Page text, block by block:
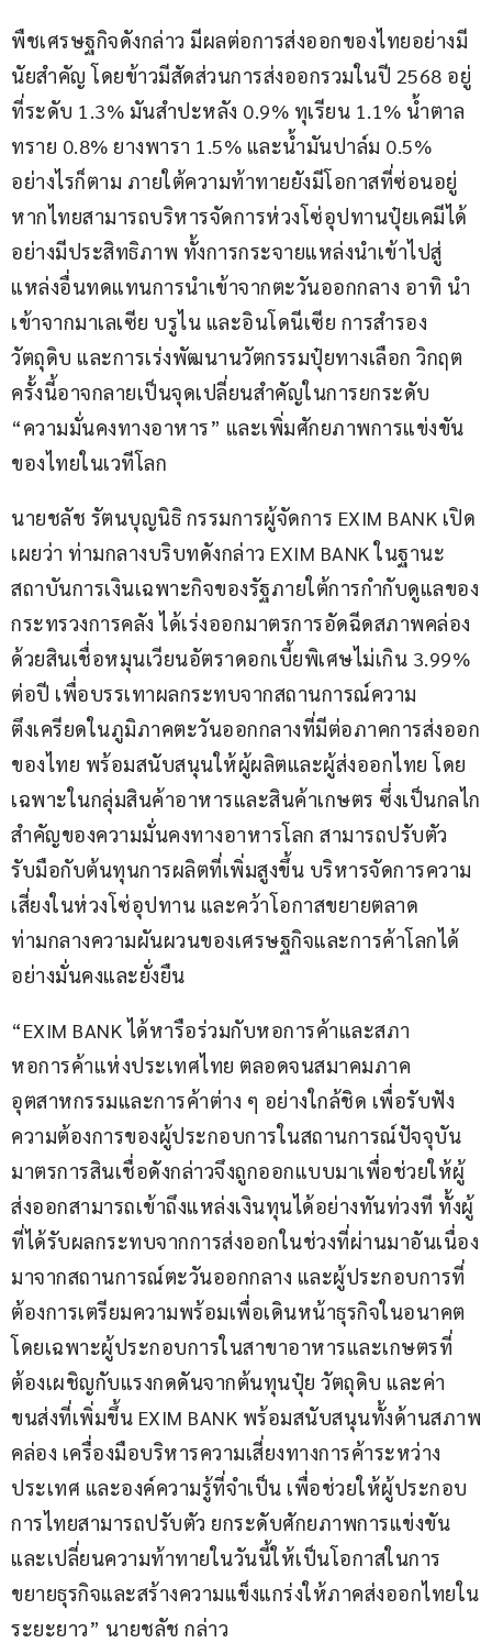
พืชเศรษฐกิจดังกล่าว มีผลต่อการส่งออกของไทยอย่างมี
นัยสำคัญ โดยข้าวมีสัดส่วนการส่งออกรวมในปี 2568 อยู่
ที่ระดับ 1.3% มันสำปะหลัง 0.9% ทุเรียน 1.1% น้ำตาล
ทราย 0.8% ยางพารา 1.5% และน้ำมันปาล์ม 0.5%
อย่างไรก็ตาม ภายใต้ความท้าทายยังมีโอกาสที่ซ่อนอยู่
หากไทยสามารถบริหารจัดการห่วงโซ่อุปทานปุ๋ยเคมีได้
อย่างมีประสิทธิภาพ ทั้งการกระจายแหล่งนำเข้าไปสู่
แหล่งอื่นทดแทนการนำเข้าจากตะวันออกกลาง อาทิ นำ
เข้าจากมาเลเซีย บรูไน และอินโดนีเซีย การสำรอง
วัตถุดิบ และการเร่งพัฒนานวัตกรรมปุ๋ยทางเลือก วิกฤต
ครั้งนี้อาจกลายเป็นจุดเปลี่ยนสำคัญในการยกระดับ
“ความมั่นคงทางอาหาร” และเพิ่มศักยภาพการแข่งขัน
ของไทยในเวทีโลก
นายชลัช รัตนบุญนิธิ กรรมการผู้จัดการ EXIM BANK เปิด
เผยว่า ท่ามกลางบริบทดังกล่าว EXIM BANK ในฐานะ
สถาบันการเงินเฉพาะกิจของรัฐภายใต้การกำกับดูแลของ
กระทรวงการคลัง ได้เร่งออกมาตรการอัดฉีดสภาพคล่อง
ด้วยสินเชื่อหมุนเวียนอัตราดอกเบี้ยพิเศษไม่เกิน 3.99%
ต่อปี เพื่อบรรเทาผลกระทบจากสถานการณ์ความ
ตึงเครียดในภูมิภาคตะวันออกกลางที่มีต่อภาคการส่งออก
ของไทย พร้อมสนับสนุนให้ผู้ผลิตและผู้ส่งออกไทย โดย
เฉพาะในกลุ่มสินค้าอาหารและสินค้าเกษตร ซึ่งเป็นกลไก
สำคัญของความมั่นคงทางอาหารโลก สามารถปรับตัว
รับมือกับต้นทุนการผลิตที่เพิ่มสูงขึ้น บริหารจัดการความ
เสี่ยงในห่วงโซ่อุปทาน และคว้าโอกาสขยายตลาด
ท่ามกลางความผันผวนของเศรษฐกิจและการค้าโลกได้
อย่างมั่นคงและยั่งยืน
“EXIM BANK ได้หารือร่วมกับหอการค้าและสภา
หอการค้าแห่งประเทศไทย ตลอดจนสมาคมภาค
อุตสาหกรรมและการค้าต่าง ๆ อย่างใกล้ชิด เพื่อรับฟัง
ความต้องการของผู้ประกอบการในสถานการณ์ปัจจุบัน
มาตรการสินเชื่อดังกล่าวจึงถูกออกแบบมาเพื่อช่วยให้ผู้
ส่งออกสามารถเข้าถึงแหล่งเงินทุนได้อย่างทันท่วงที ทั้งผู้
ที่ได้รับผลกระทบจากการส่งออกในช่วงที่ผ่านมาอันเนื่อง
มาจากสถานการณ์ตะวันออกกลาง และผู้ประกอบการที่
ต้องการเตรียมความพร้อมเพื่อเดินหน้าธุรกิจในอนาคต
โดยเฉพาะผู้ประกอบการในสาขาอาหารและเกษตรที่
ต้องเผชิญกับแรงกดดันจากต้นทุนปุ๋ย วัตถุดิบ และค่า
ขนส่งที่เพิ่มขึ้น EXIM BANK พร้อมสนับสนุนทั้งด้านสภาพ
คล่อง เครื่องมือบริหารความเสี่ยงทางการค้าระหว่าง
ประเทศ และองค์ความรู้ที่จำเป็น เพื่อช่วยให้ผู้ประกอบ
การไทยสามารถปรับตัว ยกระดับศักยภาพการแข่งขัน
และเปลี่ยนความท้าทายในวันนี้ให้เป็นโอกาสในการ
ขยายธุรกิจและสร้างความแข็งแกร่งให้ภาคส่งออกไทยใน
ระยะยาว” นายชลัช กล่าว